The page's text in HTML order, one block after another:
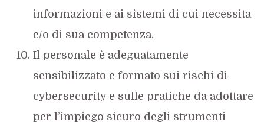
informazioni e ai sistemi di cui necessita
e/o di sua competenza.
Il personale è adeguatamente
sensibilizzato e formato sui rischi di
cybersecurity e sulle pratiche da adottare
per l’impiego sicuro degli strumenti